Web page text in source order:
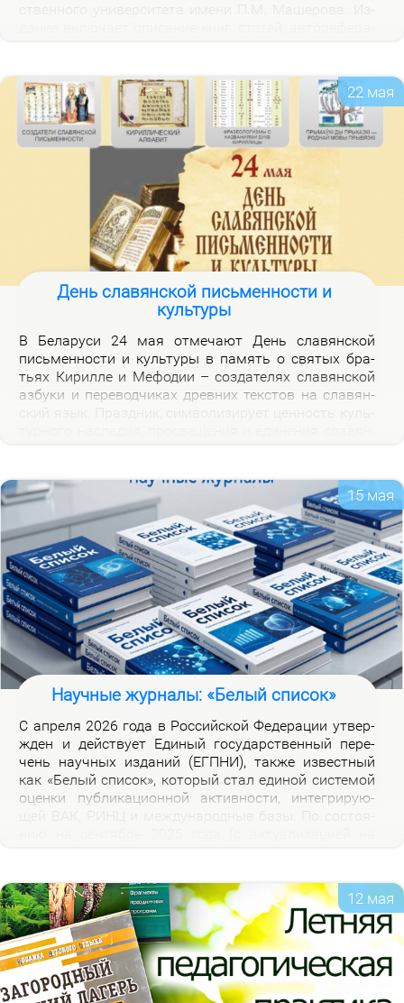
22 мая
День славянской письменности и
культуры
В Бе­ла­ру­си 24 мая от­ме­ча­ют День сла­вян­ской
пись­мен­но­сти и куль­ту­ры в па­мять о свя­тых бра­
тьях Ки­рил­ле и Ме­фо­дии – со­зда­те­лях сла­вян­ской
аз­бу­ки и пе­ре­вод­чи­ках древ­них тек­стов на сла­вян­
ской на­род­но­сти.
15 мая
Научные журналы: «Белый список»
С ап­ре­ля 2026 го­да в Рос­сий­ской Фе­де­ра­ции утвер­
жден и дей­ству­ет Еди­ный го­судар­ствен­ный пе­ре­
чень на­уч­ных из­да­ний (ЕГПНИ), так­же из­вест­ный
как «Бе­лый спи­сок», ко­то­рый стал еди­ной си­сте­мой
оцен­ки пуб­ли­ка­ци­он­ной ак­тив­но­сти, ин­те­гри­ру­ю­
12 мая